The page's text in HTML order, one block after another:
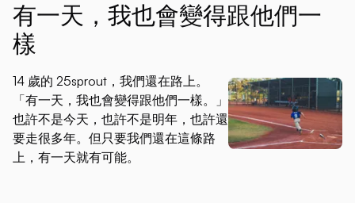
有一天，我也會變得跟他們一
樣
14 歲的 25sprout，我們還在路上。
「有一天，我也會變得跟他們一樣。」
也許不是今天，也許不是明年，也許還
要走很多年。但只要我們還在這條路
上，有一天就有可能。